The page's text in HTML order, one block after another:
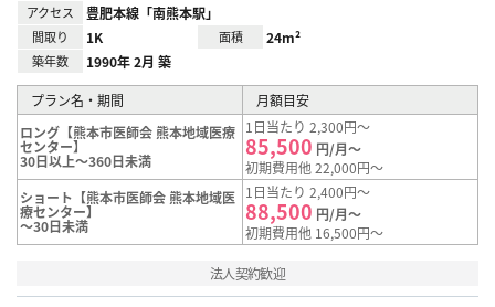
アクセス 豊肥本線「南熊本駅」
間取り 1K 面積 24m²
築年数 1990年 2月 築
プラン名・期間
月額目安
ロング【熊本市医師会 熊本地域医療
センター】
30日以上～360日未満
1日当たり 2,300円～
85,500 円/月～
初期費用他 22,000円～
ショート【熊本市医師会 熊本地域医
療センター】
～30日未満
1日当たり 2,400円～
88,500 円/月～
初期費用他 16,500円～
法人契約歓迎